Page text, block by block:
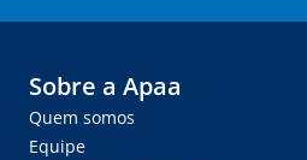
Sobre a Apaa
Quem somos
Equipe